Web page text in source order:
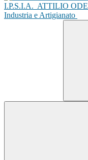
I.P.S.I.A. ATTILIO
Industria e Artigianato